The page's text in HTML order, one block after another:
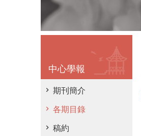
中心學報
期刊簡介
各期目錄
稿約